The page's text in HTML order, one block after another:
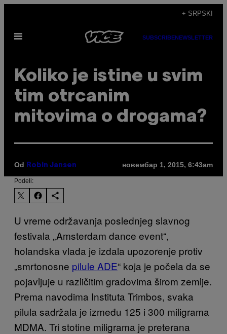
садржај
+ SRPSKI
Otvori
SUBSCRIBENEWSLETTER
Koliko je istine u svim
tim otrcanim
mitovima o drogama?
Od Robin Jansen новембар 1, 2015, 6:43am
Podeli:
U vreme održavanja poslednjeg slavnog
festivala „Amsterdam dance event“,
holandska vlada je izdala upozorenje protiv
„smrtonosne pilule ADE“ koja je počela da se
pojavljuje u različitim gradovima širom zemlje.
Prema navodima Instituta Trimbos, svaka
pilula sadržala je između 125 i 300 miligrama
MDMA. Tri stotine miligrama je preterana